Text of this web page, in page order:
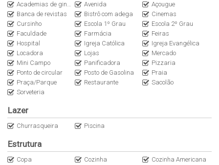
Área de serviço;
Varanda gourmet com churrasqueira;
Solarium com vista para o mar;
Espaço para área gourmet e jacuzzi (2º Pavimento).
Quintal privativo (as unidades de ponta possuem espaço para
instalação de piscina)
Previsão de entrega: fevereiro de 2023.
Aproveite as condições facilitadas de parcelamento da entrada
durante o período de obra!
Observação: Fotos ilustrativas, as unidades não serão entregues
com piscina e jacuzzi.
Projeto arquitetônico: Thales Mendez
Academias de ginástica Avenida
Açougue
Banca de revistas
Bistrô com adega
Cinemas
Cursinho
Escola 1º Grau
Escola 2º Grau
Faculdade
Farmácia
Feiras
Hospital
Igreja Católica
Igreja Evangélica
Locadora
Lojas
Mercado
Mini Campo
Panificadora
Pizzaria
Ponto de circular
Posto de Gasolina
Praia
Praça/Parque
Restaurante
Sacolão
Sorveteria
Lazer
Churrasqueira Piscina
Estrutura
Copa Cozinha
Cozinha Americana